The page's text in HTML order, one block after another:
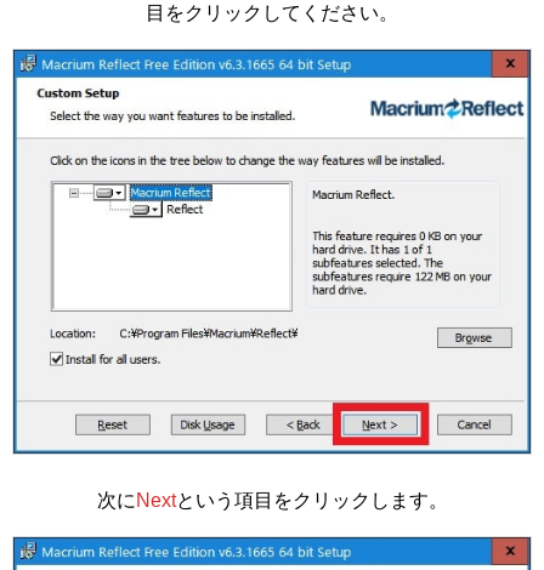
目をクリックしてください。
次に Nextという項目をクリックします。